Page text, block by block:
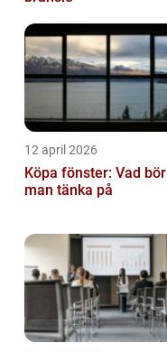
12 april 2026
Köpa fönster: Vad bör
man tänka på